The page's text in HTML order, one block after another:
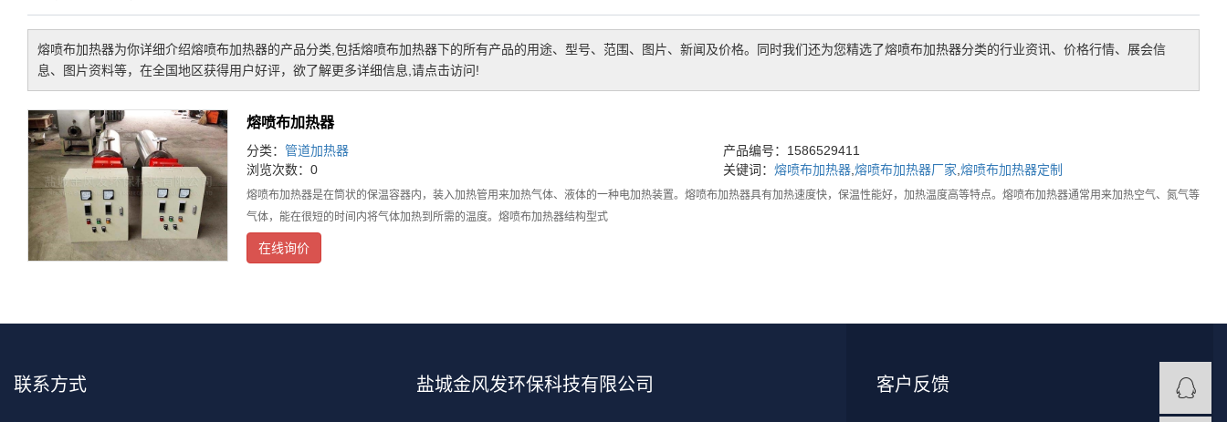
熔喷布加热器为你详细介绍熔喷布加热器的产品分类,包括熔喷布加热器下的所有产品的用途、型号、范围、图片、新闻及价格。同时我们还为您精选了熔喷布加热器分类的行业资讯、价格行情、展会信
息、图片资料等，在全国地区获得用户好评，欲了解更多详细信息,请点击访问!
熔喷布加热器
分类： 管道加热器
产品编号：1586529411
浏览次数：0
关键词： 熔喷布加热器 熔喷布加热器厂家 熔喷布加热器定制
熔喷布加热器是在筒状的保温容器内，装入加热管用来加热气体、液体的一种电加热装置。熔喷布加热器具有加热速度快，保温性能好，加热温度高等特点。熔喷布加热器通常用来加热空气、氮气等
气体，能在很短的时间内将气体加热到所需的温度。熔喷布加热器结构型式
在线询价
联系方式 盐城金风发环保科技有限公司 客户反馈